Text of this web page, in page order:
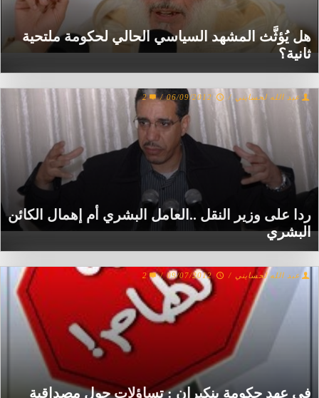
هل يُؤثَّث المشهد السياسي الحالي لحكومة ملتحية
ثانية؟
ردا على وزير النقل ..العامل البشري أم إهمال الكائن
البشري
عبد الله لحسايني /
06/09/2012
/
2
في عهد حكومة بنكيران : تساؤلات حول مصداقية
عبد الله لحسايني /
09/07/2012
/
2